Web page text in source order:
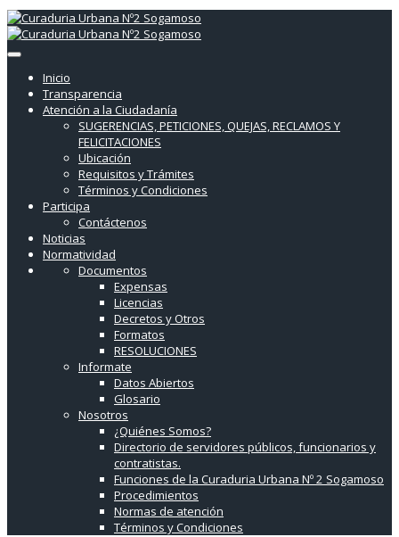
Inicio
Transparencia
Atención a la Ciudadanía
SUGERENCIAS, PETICIONES, QUEJAS, RECLAMOS Y
FELICITACIONES
Ubicación
Requisitos y Trámites
Términos y Condiciones
Participa
Contáctenos
Noticias
Normatividad
Documentos
Expensas
Licencias
Decretos y Otros
Formatos
RESOLUCIONES
Informate
Datos Abiertos
Glosario
Nosotros
¿Quiénes Somos?
Directorio de servidores públicos, funcionarios y
contratistas.
Funciones de la Curaduria Urbana Nº 2 Sogamoso
Procedimientos
Normas de atención
Términos y Condiciones